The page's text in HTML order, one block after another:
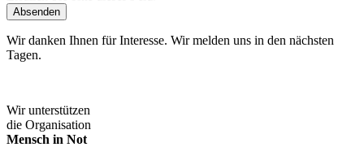
Absenden
Wir danken Ihnen für Interesse. Wir melden uns in den nächsten
Tagen.
Wir unterstützen
die Organisation
Mensch in Not